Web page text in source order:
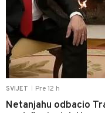
SVIJET Pre 12 h
Netanjahu odbacio